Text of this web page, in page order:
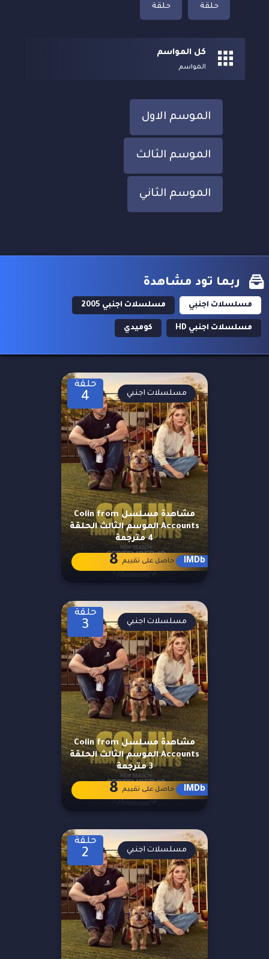
حلقة حلقة
كل المواسم
المواسم
الموسم الاول
الموسم الثالث
الموسم الثاني
ربما تود مشاهدة
مسلسلات اجنبي مسلسلات اجنبي 2005
مسلسلات اجنبي HD كوميدي
حلقة
4
مشاهدة مسلسل Colin from
Accounts الموسم الثالث الحلقة
4 مترجمة
مسلسلات اجنبي
IMDb حاصل على تقييم 8
حلقة
3
مشاهدة مسلسل Colin from
Accounts الموسم الثالث الحلقة
3 مترجمة
مسلسلات اجنبي
IMDb حاصل على تقييم 8
حلقة
2 مسلسلات اجنبي